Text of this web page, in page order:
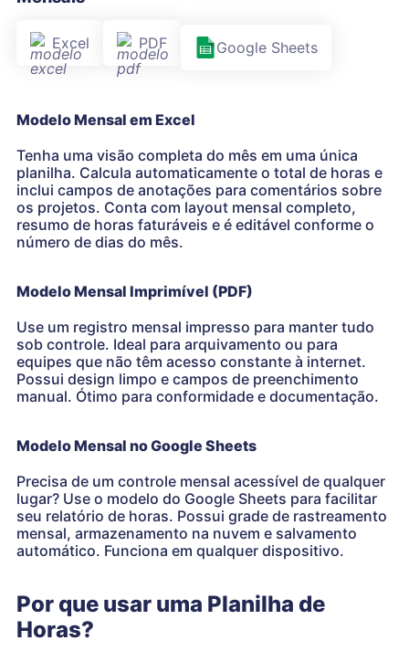
Excel PDF Google Sheets
Modelo Mensal em Excel
Tenha uma visão completa do mês em uma única
planilha. Calcula automaticamente o total de horas e
inclui campos de anotações para comentários sobre
os projetos. Conta com layout mensal completo,
resumo de horas faturáveis e é editável conforme o
número de dias do mês.
Modelo Mensal Imprimível (PDF)
Use um registro mensal impresso para manter tudo
sob controle. Ideal para arquivamento ou para
equipes que não têm acesso constante à internet.
Possui design limpo e campos de preenchimento
manual. Ótimo para conformidade e documentação.
Modelo Mensal no Google Sheets
Precisa de um controle mensal acessível de qualquer
lugar? Use o modelo do Google Sheets para facilitar
seu relatório de horas. Possui grade de rastreamento
mensal, armazenamento na nuvem e salvamento
automático. Funciona em qualquer dispositivo.
Por que usar uma Planilha de
Horas?